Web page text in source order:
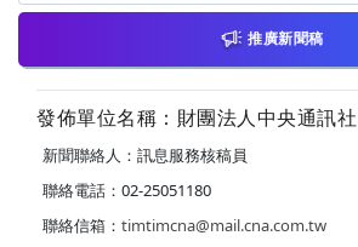
推廣新聞稿
發佈單位名稱：財團法人中央通訊社
新聞聯絡人：訊息服務核稿員
聯絡電話：02-25051180
聯絡信箱： timtimcna@mail.cna.com.tw